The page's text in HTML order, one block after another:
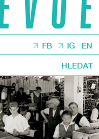
FB IG EN
HLEDAT